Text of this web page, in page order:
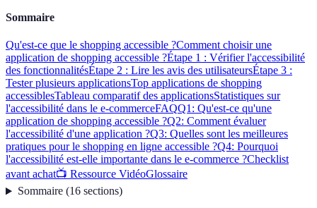
Sommaire
Qu'est-ce que le shopping accessible ?Comment choisir une
application de shopping accessible ?Étape 1 : Vérifier l'accessibilité
des fonctionnalitésÉtape 2 : Lire les avis des utilisateursÉtape 3 :
Tester plusieurs applicationsTop applications de shopping
accessiblesTableau comparatif des applicationsStatistiques sur
l'accessibilité dans le e-commerceFAQQ1: Qu'est-ce qu'une
application de shopping accessible ?Q2: Comment évaluer
l'accessibilité d'une application ?Q3: Quelles sont les meilleures
pratiques pour le shopping en ligne accessible ?Q4: Pourquoi
l'accessibilité est-elle importante dans le e-commerce ?Checklist
avant achat📺 Ressource VidéoGlossaire
Sommaire(16 sections)